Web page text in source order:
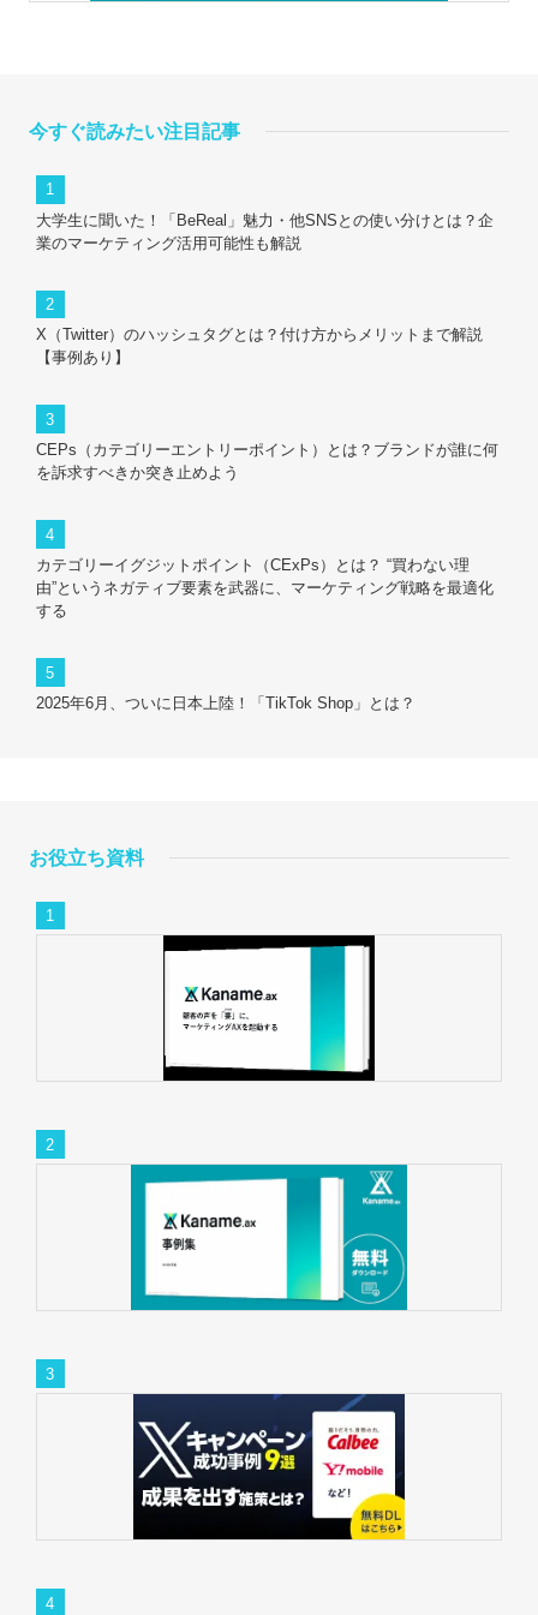
今すぐ読みたい注目記事
大学生に聞いた！「BeReal」魅力・他SNSとの使い分けとは？企
業のマーケティング活用可能性も解説
X（Twitter）のハッシュタグとは？付け方からメリットまで解説
【事例あり】
CEPs（カテゴリーエントリーポイント）とは？ブランドが誰に何
を訴求すべきか突き止めよう
カテゴリーイグジットポイント（CExPs）とは？ “買わない理
由”というネガティブ要素を武器に、マーケティング戦略を最適化
する
2025年6月、ついに日本上陸！「TikTok Shop」とは？
お役立ち資料